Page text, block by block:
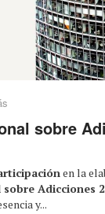
sobre
en la
Adicciones
y...